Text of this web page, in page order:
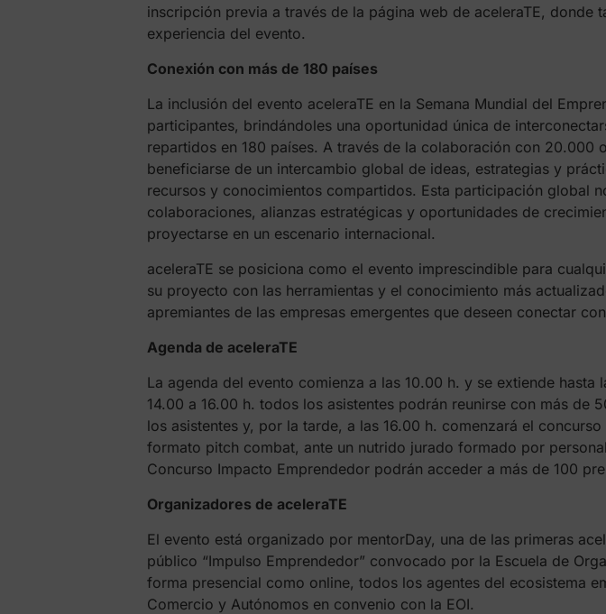
inscripción previa a través de la página web de aceleraTE,
experiencia del evento.
Conexión con más de 180 países
La inclusión del evento aceleraTE en la Semana Mundial del
participantes, brindándoles una oportunidad única de
repartidos en 180 países. A través de la colaboración con 20.000
beneficiarse de un intercambio global de ideas, estrategias y
recursos y conocimientos compartidos. Esta participación global
colaboraciones, alianzas estratégicas y oportunidades de
proyectarse en un escenario internacional.
aceleraTE se posiciona como el evento imprescindible para
su proyecto con las herramientas y el conocimiento más
apremiantes de las empresas emergentes que deseen conectar
Agenda de aceleraTE
La agenda del evento comienza a las 10.00 h. y se extiende
14.00 a 16.00 h. todos los asistentes podrán reunirse con más
los asistentes y, por la tarde, a las 16.00 h. comenzará el
formato pitch combat, ante un nutrido jurado formado por
Concurso Impacto Emprendedor podrán acceder a más de 100
Organizadores de aceleraTE
El evento está organizado por mentorDay, una de las primeras
público “Impulso Emprendedor” convocado por la Escuela de
forma presencial como online, todos los agentes del ecosistema
Comercio y Autónomos en convenio con la EOI.